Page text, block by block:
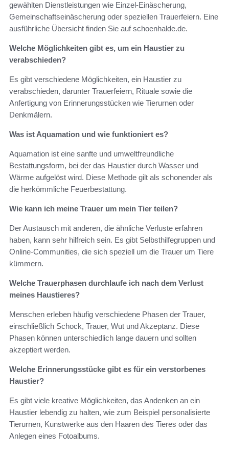
gewählten Dienstleistungen wie Einzel-Einäscherung,
Gemeinschaftseinäscherung oder speziellen Trauerfeiern. Eine
ausführliche Übersicht finden Sie auf schoenhalde.de.
Welche Möglichkeiten gibt es, um ein Haustier zu
verabschieden?
Es gibt verschiedene Möglichkeiten, ein Haustier zu
verabschieden, darunter Trauerfeiern, Rituale sowie die
Anfertigung von Erinnerungsstücken wie Tierurnen oder
Denkmälern.
Was ist Aquamation und wie funktioniert es?
Aquamation ist eine sanfte und umweltfreundliche
Bestattungsform, bei der das Haustier durch Wasser und
Wärme aufgelöst wird. Diese Methode gilt als schonender als
die herkömmliche Feuerbestattung.
Wie kann ich meine Trauer um mein Tier teilen?
Der Austausch mit anderen, die ähnliche Verluste erfahren
haben, kann sehr hilfreich sein. Es gibt Selbsthilfegruppen und
Online-Communities, die sich speziell um die Trauer um Tiere
kümmern.
Welche Trauerphasen durchlaufe ich nach dem Verlust
meines Haustieres?
Menschen erleben häufig verschiedene Phasen der Trauer,
einschließlich Schock, Trauer, Wut und Akzeptanz. Diese
Phasen können unterschiedlich lange dauern und sollten
akzeptiert werden.
Welche Erinnerungsstücke gibt es für ein verstorbenes
Haustier?
Es gibt viele kreative Möglichkeiten, das Andenken an ein
Haustier lebendig zu halten, wie zum Beispiel personalisierte
Tierurnen, Kunstwerke aus den Haaren des Tieres oder das
Anlegen eines Fotoalbums.